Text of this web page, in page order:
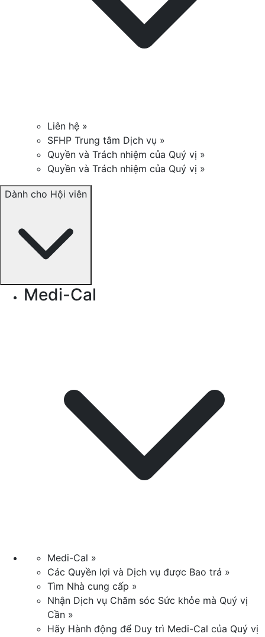
Liên hệ »
SFHP Trung tâm Dịch vụ »
Quyền và Trách nhiệm của Quý vị »
Quyền và Trách nhiệm của Quý vị »
Dành cho Hội viên
Medi-Cal
Medi-Cal »
Các Quyền lợi và Dịch vụ được Bao trả »
Tìm Nhà cung cấp »
Nhận Dịch vụ Chăm sóc Sức khỏe mà Quý vị
Cần »
Hãy Hành động để Duy trì Medi-Cal của Quý vị